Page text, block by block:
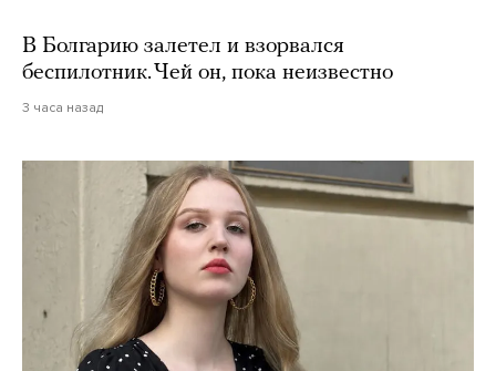
В Болгарию залетел и взорвался
беспилотник. Чей он, пока неизвестно
3 часа назад